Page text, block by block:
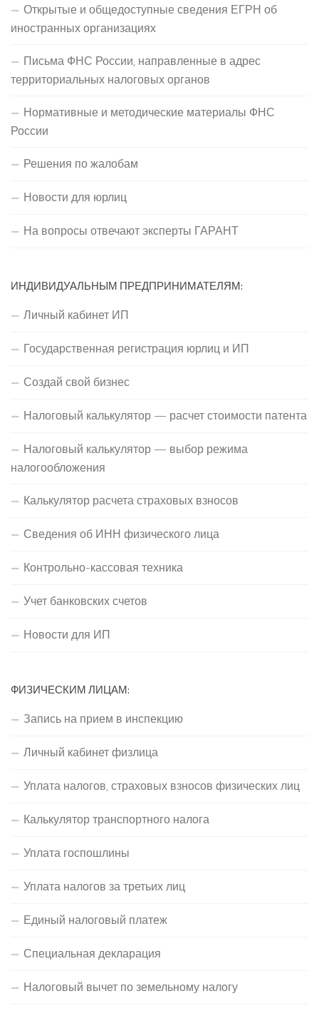
Открытые и общедоступные сведения ЕГРН об
иностранных организациях
Письма ФНС России, направленные в адрес
территориальных налоговых органов
Нормативные и методические материалы ФНС
России
Решения по жалобам
Новости для юрлиц
На вопросы отвечают эксперты ГАРАНТ
ИНДИВИДУАЛЬНЫМ ПРЕДПРИНИМАТЕЛЯМ:
Личный кабинет ИП
Государственная регистрация юрлиц и ИП
Создай свой бизнес
Налоговый калькулятор — расчет стоимости патента
Налоговый калькулятор — выбор режима
налогообложения
Калькулятор расчета страховых взносов
Сведения об ИНН физического лица
Контрольно-кассовая техника
Учет банковских счетов
Новости для ИП
ФИЗИЧЕСКИМ ЛИЦАМ:
Запись на прием в инспекцию
Личный кабинет физлица
Уплата налогов, страховых взносов физических лиц
Калькулятор транспортного налога
Уплата госпошлины
Уплата налогов за третьих лиц
Единый налоговый платеж
Специальная декларация
Налоговый вычет по земельному налогу